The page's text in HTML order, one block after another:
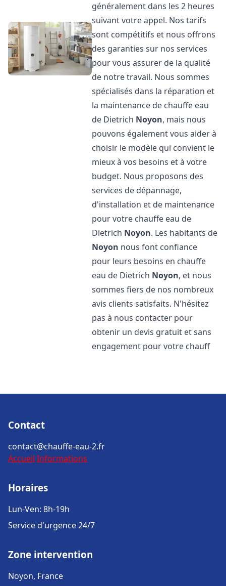
généralement dans les 2 heures
suivant votre appel. Nos tarifs
sont compétitifs et nous offrons
des garanties sur nos services
pour vous assurer de la qualité
de notre travail. Nous sommes
spécialisés dans la réparation et
la maintenance de chauffe eau
de Dietrich Noyon, mais nous
pouvons également vous aider à
choisir le modèle qui convient le
mieux à vos besoins et à votre
budget. Nous proposons des
services de dépannage,
d'installation et de maintenance
pour votre chauffe eau de
Dietrich Noyon. Les habitants de
Noyon nous font confiance
pour leurs besoins en chauffe
eau de Dietrich Noyon, et nous
sommes fiers de nos nombreux
avis clients satisfaits. N'hésitez
pas à nous contacter pour
obtenir un devis gratuit et sans
engagement pour votre chauff
Contact
contact@chauffe-eau-2.fr
Accueil Informations
Horaires
Lun-Ven: 8h-19h
Service d'urgence 24/7
Zone intervention
Noyon, France